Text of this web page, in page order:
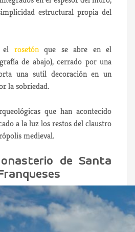
estructural propia del
el rosetónque se abre en el
de abajo), cerrado por una
una sutil decoración en un
la sobriedad.
que han acontecido
a la luz los restos del claustro
medieval.
de Santa